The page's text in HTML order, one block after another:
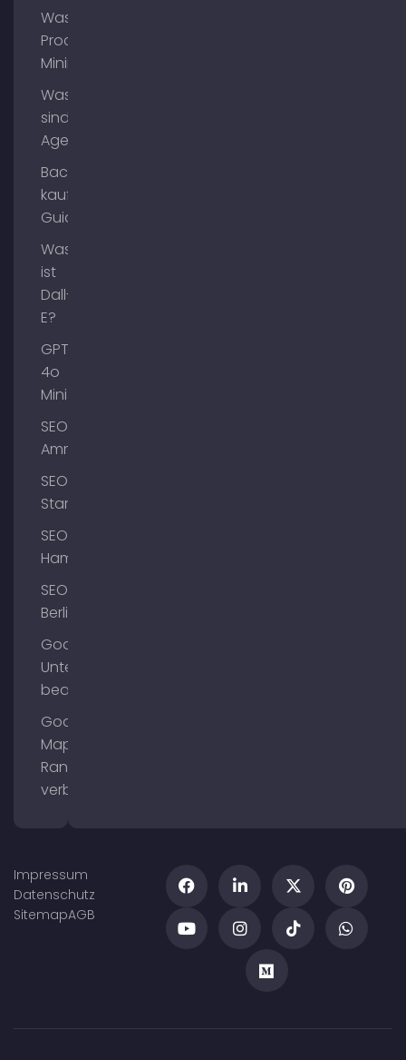
Was ist
Process
Mining?
Was
sind AI
Agents?
Backlinks
kaufen
Guide
Was
ist
Dall-
E?
GPT-
4o
Mini
SEO
Ammersee
SEO
Starnberg
SEO
Hamburg
SEO
Berlin
Google
Unternehmensprofil
bearbeiten
Google
Maps
Ranking
verbessern
Impressum
Datenschutz
SitemapAGB